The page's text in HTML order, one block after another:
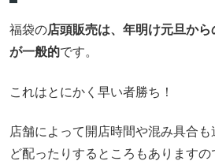
福袋の店頭販売は、年明け元旦か
が一般的です。
これはとにかく早い者勝ち！
店舗によって開店時間や混み具合
ど配ったりするところもありますの